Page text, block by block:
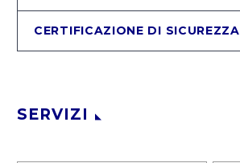
CERTIFICAZIONE DI SICUREZZA
SERVIZI